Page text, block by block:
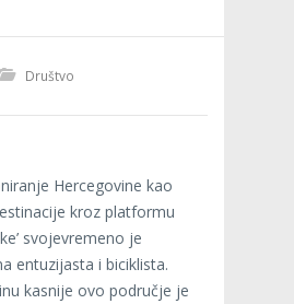
Društvo
Hercegovine kao
kroz platformu
svojevremeno je
entuzijasta i biciklista.
kasnije ovo područje je